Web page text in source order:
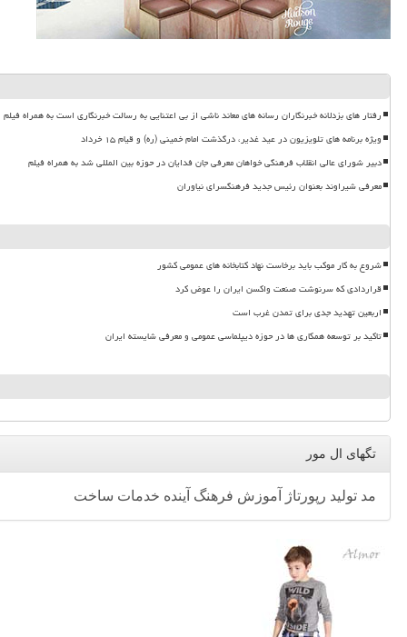
رفتار های بزدلانه خبرنگاران رسانه های معاند ناشی از بی اعتنایی به رسالت خبرنگاری است به همراه فیلم
ویژه برنامه های تلویزیون در عید غدیر، درگذشت امام خمینی (ره) و قیام ۱۵ خرداد
دبیر شورای عالی انقلاب فرهنگی خواهان معرفی جان فدایان در حوزه بین المللی شد به همراه فیلم
معرفی شیراوند بعنوان رئیس جدید فرهنگسرای نیاوران
شروع به کار موکب باید برخاست نهاد کتابخانه های عمومی کشور
قراردادی که سرنوشت صنعت واکسن ایران را عوض کرد
اربعین تهدید جدی برای تمدن غرب است
تاکید بر توسعه همکاری ها در حوزه دیپلماسی عمومی و معرفی شایسته ایران
تگهای ال مور
مد تولید رپورتاژ آموزش فرهنگ آینده خدمات ساخت